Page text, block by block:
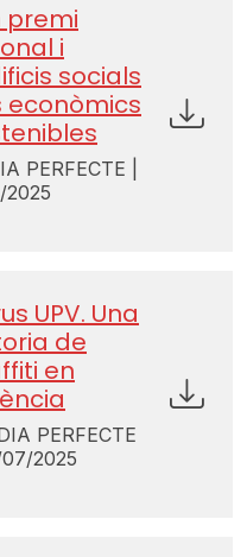
premi
i
socials
econòmics
PERFECTE |
2025
UPV. Una
de
en
PERFECTE
07/2025